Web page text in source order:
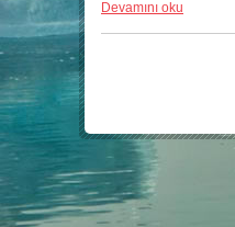
Devamını oku